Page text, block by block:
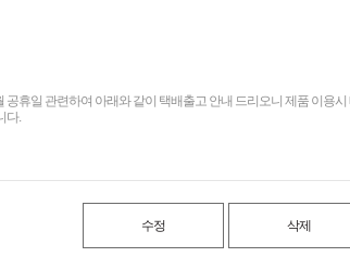
휴일 관련하여 아래와 같이 택배출고 안내 드리오니 제품 이용
다.
수정 삭제